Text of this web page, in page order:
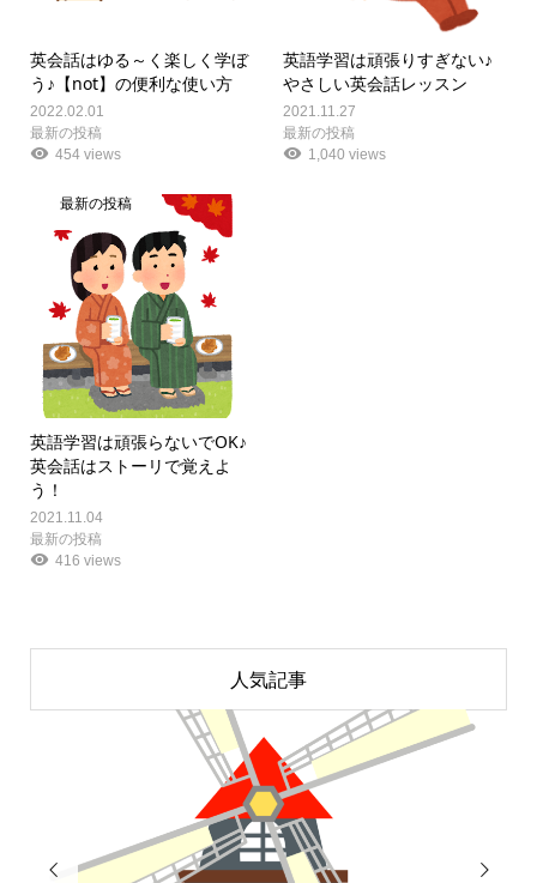
英会話はゆる～く楽しく学ぼ
う♪【not】の便利な使い方
2022.02.01
最新の投稿
454 views
英語学習は頑張りすぎない♪
やさしい英会話レッスン
2021.11.27
最新の投稿
1,040 views
最新の投稿
英語学習は頑張らないでOK♪
英会話はストーリで覚えよ
う！
2021.11.04
最新の投稿
416 views
人気記事
 